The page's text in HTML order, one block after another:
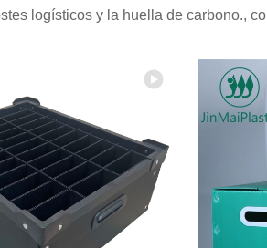
logísticos y la huella de carbono.,